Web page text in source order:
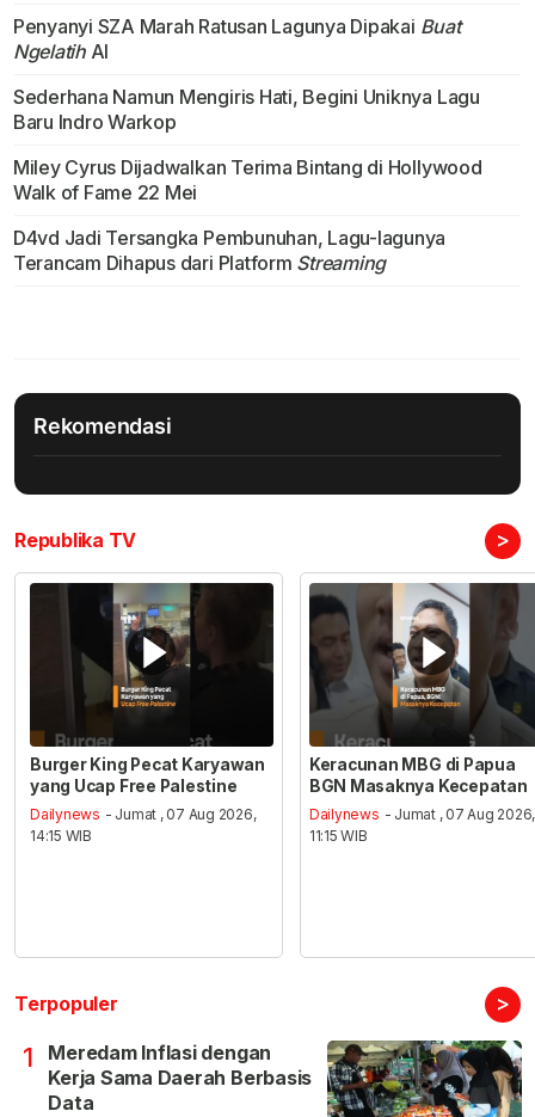
Penyanyi SZA Marah Ratusan Lagunya Dipakai Buat
Ngelatih Al
Sederhana Namun Mengiris Hati, Begini Uniknya Lagu
Baru Indro Warkop
Miley Cyrus Dijadwalkan Terima Bintang di Hollywood
Walk of Fame 22 Mei
D4vd Jadi Tersangka Pembunuhan, Lagu-lagunya
Terancam Dihapus dari Platform Streaming
Rekomendasi
Republika TV >
Burger King Pecat Karyawan
yang Ucap Free Palestine
Dailynews - Jumat , 07 Aug 2026,
14:15 WIB
Keracunan MBG di Papua
BGN Masaknya Kecepatan
Dailynews - Jumat , 07 Aug 2026,
11:15 WIB
Terpopuler >
1
Meredam Inflasi dengan
Kerja Sama Daerah Berbasis
Data